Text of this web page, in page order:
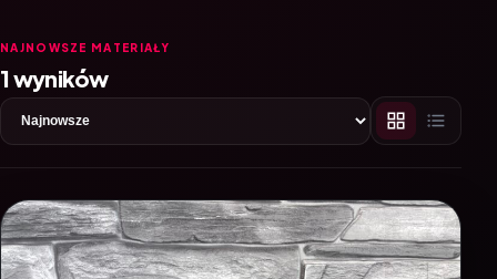
NAJNOWSZE MATERIAŁY
1 wyników